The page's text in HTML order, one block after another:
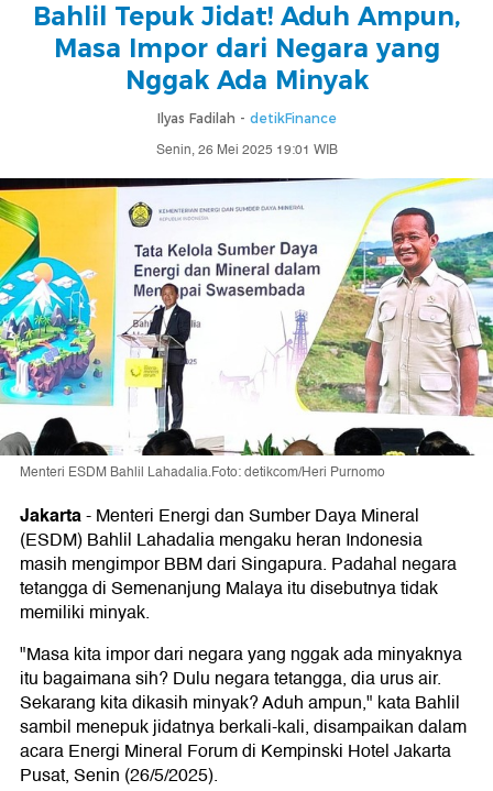
Bahlil Tepuk Jidat! Aduh Ampun,
Masa Impor dari Negara yang
Nggak Ada Minyak
Ilyas Fadilah - detikFinance
Senin, 26 Mei 2025 19:01 WIB
Menteri ESDM Bahlil Lahadalia.Foto: detikcom/Heri Purnomo
Jakarta-Menteri Energi dan Sumber Daya Mineral
(ESDM) Bahlil Lahadalia mengaku heran Indonesia
masih mengimpor BBM dari Singapura. Padahal negara
tetangga di Semenanjung Malaya itu disebutnya tidak
memiliki minyak.
"Masa kita impor dari negara yang nggak ada minyaknya
itu bagaimana sih? Dulu negara tetangga, dia urus air.
Sekarang kita dikasih minyak? Aduh ampun," kata Bahlil
sambil menepuk jidatnya berkali-kali, disampaikan dalam
acara Energi Mineral Forum di Kempinski Hotel Jakarta
Pusat, Senin (26/5/2025).